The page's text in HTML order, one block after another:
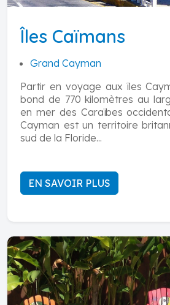
Îles Caïmans
Grand Cayman
Partir en voyage aux îles
bond de 770 kilomètres au
en mer des Caraïbes
Cayman est un territoire
sud de la Floride...
EN SAVOIR PLUS